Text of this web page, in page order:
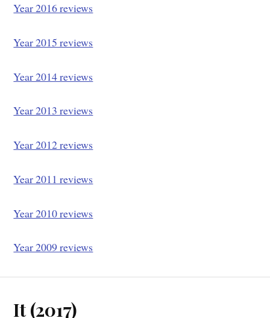
Year 2016 reviews
Year 2015 reviews
Year 2014 reviews
Year 2013 reviews
Year 2012 reviews
Year 2011 reviews
Year 2010 reviews
Year 2009 reviews
It (2017)